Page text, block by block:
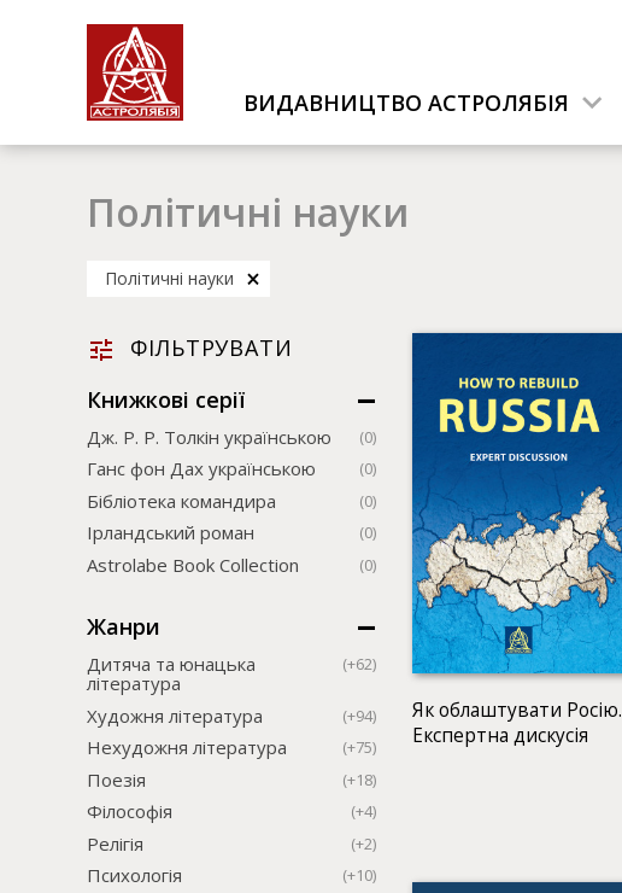
ВИДАВНИЦТВО АСТРОЛЯБІЯ
Політичні науки
Політичні науки
ФІЛЬТРУВАТИ
Книжкові серії
Дж. Р. Р. Толкін українською (0)
Ганс фон Дах українською (0)
Бібліотека командира (0)
Ірландський роман (0)
Astrolabe Book Collection (0)
Жанри
Дитяча та юнацька
література
(+62)
Художня література (+94)
Нехудожня література (+75)
Поезія (+18)
Філософія (+4)
Релігія (+2)
Психологія (+10)
Як облаштувати Росію.
Експертна дискусія